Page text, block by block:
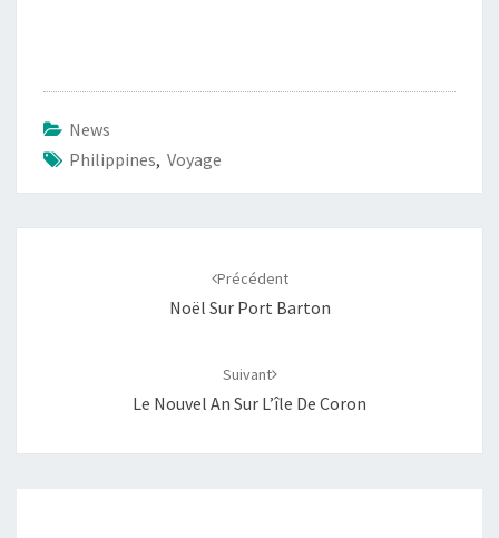
News
Philippines, Voyage
Précédent
Noël Sur Port Barton
Suivant
Le Nouvel An Sur L’île De Coron